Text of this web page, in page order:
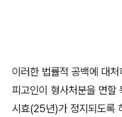
이러한 법률적 공백에 대
피고인이 형사처분을 면할
시효(25년)가 정지되도록